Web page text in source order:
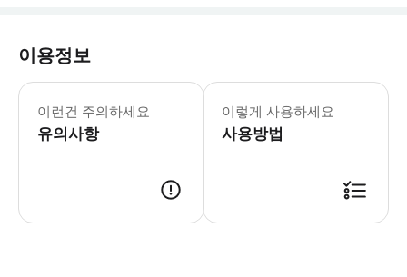
이용정보
이런건 주의하세요
유의사항
이렇게 사용하세요
사용방법